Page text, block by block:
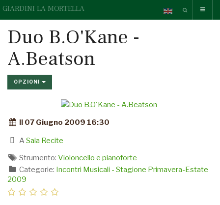
GIARDINI LA MORTELLA
Duo B.O'Kane -
A.Beatson
OPZIONI
Il 07 Giugno 2009 16:30
A Sala Recite
Strumento: Violoncello e pianoforte
Categorie: Incontri Musicali - Stagione Primavera-Estate
2009